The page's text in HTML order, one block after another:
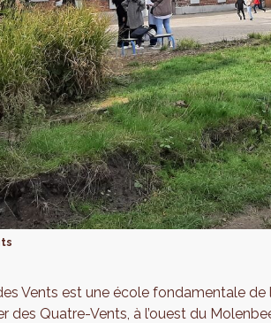
des Vents est une école fondamentale
des Quatre-Vents, à l’ouest du